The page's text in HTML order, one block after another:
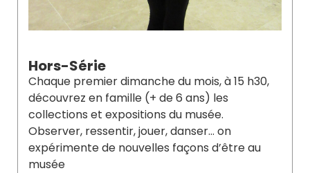
Hors-Série
Chaque premier dimanche du mois, à 15 h30,
découvrez en famille (+ de 6 ans) les
collections et expositions du musée.
Observer, ressentir, jouer, danser… on
expérimente de nouvelles façons d’être au
musée